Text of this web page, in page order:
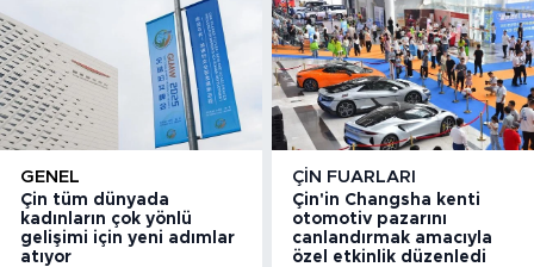
GENEL
Çin tüm dünyada
kadınların çok yönlü
gelişimi için yeni adımlar
atıyor
ÇIN FUARLARI
Çin'in Changsha kenti
otomotiv pazarını
canlandırmak amacıyla
özel etkinlik düzenledi